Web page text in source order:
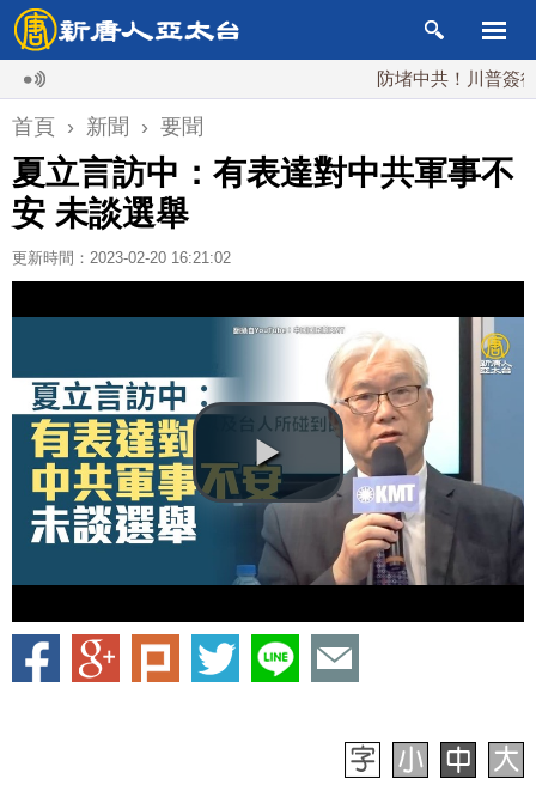
防堵中共！川普簽行政令
首頁 › 新聞 › 要聞
夏立言訪中：有表達對中共軍事不
安 未談選舉
更新時間：2023-02-20 16:21:02